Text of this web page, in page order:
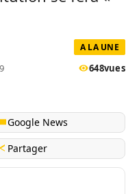
A LA UNE
648vues
Google News
Partager